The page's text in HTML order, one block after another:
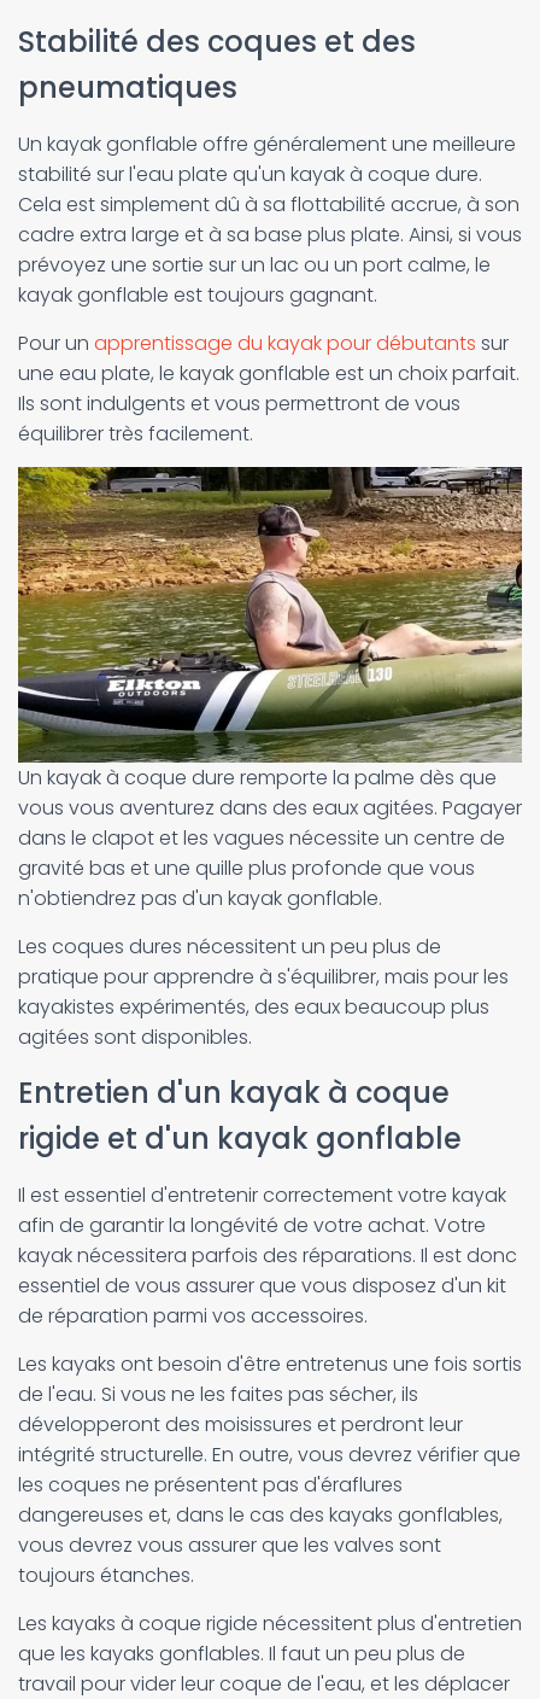
Stabilité des coques et des
pneumatiques
Un kayak gonflable offre généralement une meilleure
stabilité sur l'eau plate qu'un kayak à coque dure.
Cela est simplement dû à sa flottabilité accrue, à son
cadre extra large et à sa base plus plate. Ainsi, si vous
prévoyez une sortie sur un lac ou un port calme, le
kayak gonflable est toujours gagnant.
Pour un apprentissage du kayak pour débutants sur
une eau plate, le kayak gonflable est un choix parfait.
Ils sont indulgents et vous permettront de vous
équilibrer très facilement.
Un kayak à coque dure remporte la palme dès que
vous vous aventurez dans des eaux agitées. Pagayer
dans le clapot et les vagues nécessite un centre de
gravité bas et une quille plus profonde que vous
n'obtiendrez pas d'un kayak gonflable.
Les coques dures nécessitent un peu plus de
pratique pour apprendre à s'équilibrer, mais pour les
kayakistes expérimentés, des eaux beaucoup plus
agitées sont disponibles.
Entretien d'un kayak à coque
rigide et d'un kayak gonflable
Il est essentiel d'entretenir correctement votre kayak
afin de garantir la longévité de votre achat. Votre
kayak nécessitera parfois des réparations. Il est donc
essentiel de vous assurer que vous disposez d'un kit
de réparation parmi vos accessoires.
Les kayaks ont besoin d'être entretenus une fois sortis
de l'eau. Si vous ne les faites pas sécher, ils
développeront des moisissures et perdront leur
intégrité structurelle. En outre, vous devrez vérifier que
les coques ne présentent pas d'éraflures
dangereuses et, dans le cas des kayaks gonflables,
vous devrez vous assurer que les valves sont
toujours étanches.
Les kayaks à coque rigide nécessitent plus d'entretien
que les kayaks gonflables. Il faut un peu plus de
travail pour vider leur coque de l'eau, et les déplacer